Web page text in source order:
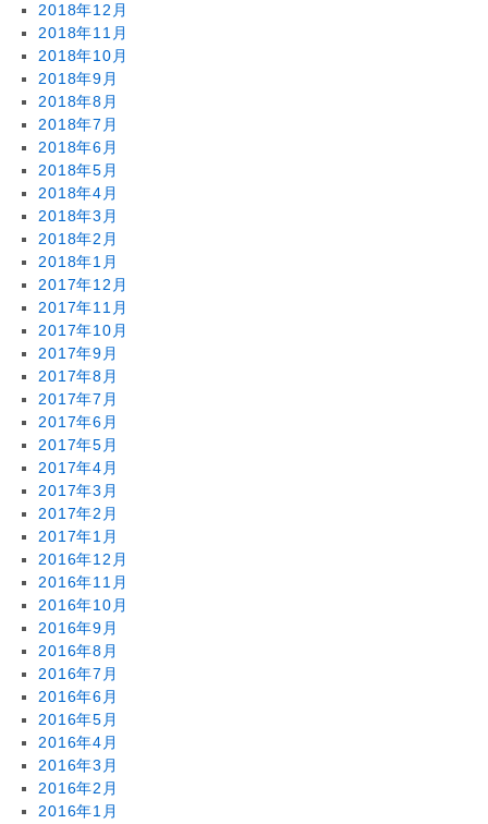
2018年12月
2018年11月
2018年10月
2018年9月
2018年8月
2018年7月
2018年6月
2018年5月
2018年4月
2018年3月
2018年2月
2018年1月
2017年12月
2017年11月
2017年10月
2017年9月
2017年8月
2017年7月
2017年6月
2017年5月
2017年4月
2017年3月
2017年2月
2017年1月
2016年12月
2016年11月
2016年10月
2016年9月
2016年8月
2016年7月
2016年6月
2016年5月
2016年4月
2016年3月
2016年2月
2016年1月